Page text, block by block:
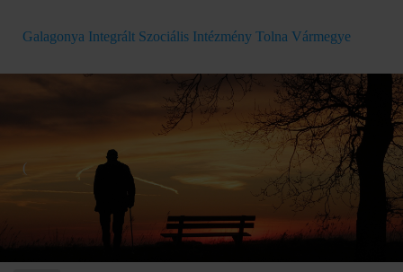
Galagonya Integrált Szociális Intézmény Tolna Vármegye
(